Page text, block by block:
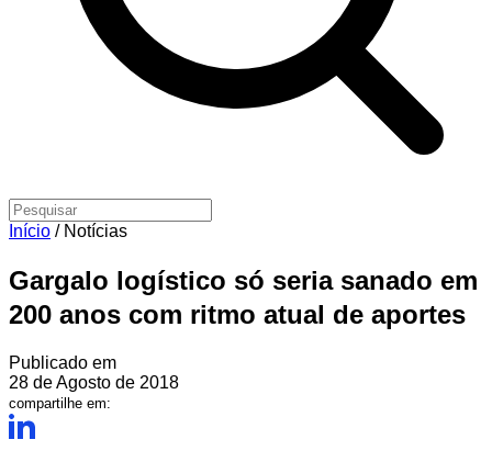
Início / Notícias
Gargalo logístico só seria sanado em
200 anos com ritmo atual de aportes
Publicado em
28 de Agosto de 2018
compartilhe em: